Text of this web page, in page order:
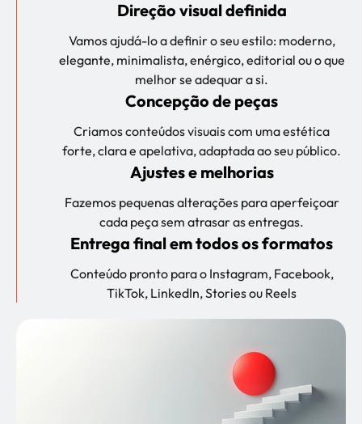
Direção visual definida
Vamos ajudá-lo a definir o seu estilo: moderno,
elegante, minimalista, enérgico, editorial ou o que
melhor se adequar a si.
Concepção de peças
Criamos conteúdos visuais com uma estética
forte, clara e apelativa, adaptada ao seu público.
Ajustes e melhorias
Fazemos pequenas alterações para aperfeiçoar
cada peça sem atrasar as entregas.
Entrega final em todos os formatos
Conteúdo pronto para o Instagram, Facebook,
TikTok, LinkedIn, Stories ou Reels